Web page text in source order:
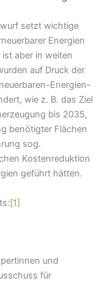
setzt wichtige
Energien
aber in weiten
auf Druck der
Energien-
wie z. B. das Ziel
bis 2035,
benötigter Flächen
sog.
Kostenreduktion
geführt hätten.
[1]
und
für